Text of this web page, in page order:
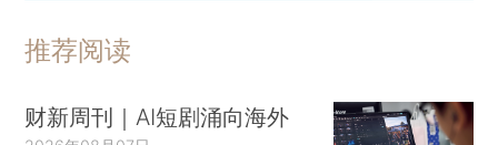
推荐阅读
财新周刊｜AI短剧涌向海外